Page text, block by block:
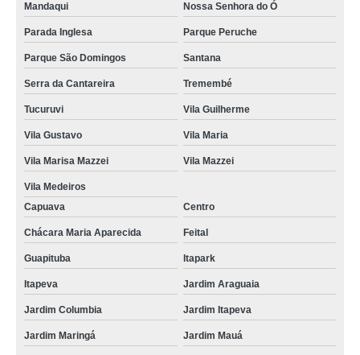
Mandaqui Nossa Senhora do Ó
Parada Inglesa Parque Peruche
Parque São Domingos Santana
Serra da Cantareira Tremembé
Tucuruvi Vila Guilherme
Vila Gustavo Vila Maria
Vila Marisa Mazzei Vila Mazzei
Vila Medeiros
Capuava
Centro
Chácara Maria Aparecida Feital
Guapituba Itapark
Itapeva Jardim Araguaia
Jardim Columbia Jardim Itapeva
Jardim Maringá Jardim Mauá